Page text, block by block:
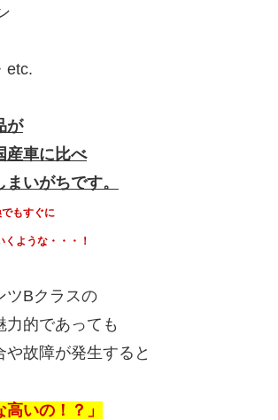
etc.
が
産車に比べ
いがちです。
もすぐに
ような・・・！
ツBクラスの
力的であっても
や故障が発生すると
高いの！？」